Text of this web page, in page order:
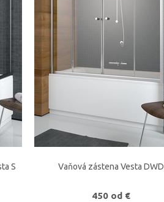
S Vaňová zástena Vesta DWD
450 od €